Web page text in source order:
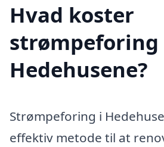
Hvad koster
strømpeforing
Hedehusene?
Strømpeforing i
effektiv metode til at